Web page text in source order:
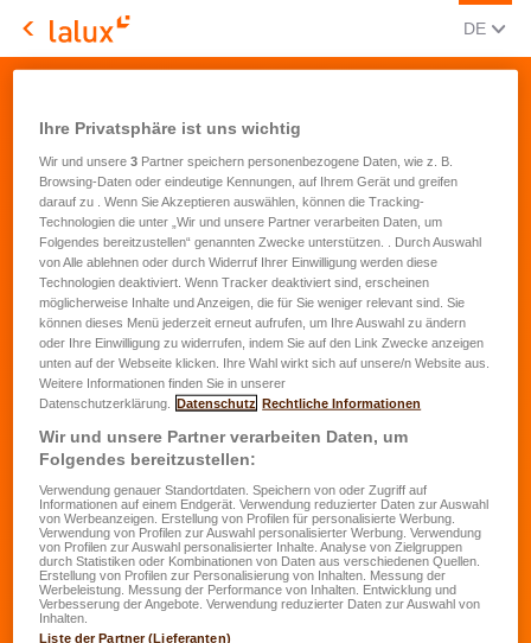
LALUX Assurances
DE
Bonne chance !
Ihre Privatsphäre ist uns wichtig
Wir und unsere3 Partner speichern personenbezogene Daten, wie z. B.
Browsing-Daten oder eindeutige Kennungen, auf Ihrem Gerät und greifen
darauf zu . Wenn Sie Akzeptieren auswählen, können die Tracking-
Technologien die unter „Wir und unsere Partner verarbeiten Daten, um
Folgendes bereitzustellen“ genannten Zwecke unterstützen. . Durch Auswahl
von Alle ablehnen oder durch Widerruf Ihrer Einwilligung werden diese
Technologien deaktiviert. Wenn Tracker deaktiviert sind, erscheinen
möglicherweise Inhalte und Anzeigen, die für Sie weniger relevant sind. Sie
können dieses Menü jederzeit erneut aufrufen, um Ihre Auswahl zu ändern
oder Ihre Einwilligung zu widerrufen, indem Sie auf den Link Zwecke anzeigen
unten auf der Webseite klicken. Ihre Wahl wirkt sich auf unsere/n Website aus.
Weitere Informationen finden Sie in unserer
Datenschutzerklärung.
Datenschutz Rechtliche Informationen
Wir und unsere Partner verarbeiten Daten, um
Folgendes bereitzustellen:
Verwendung genauer Standortdaten. Speichern von oder Zugriff auf
Informationen auf einem Endgerät. Verwendung reduzierter Daten zur Auswahl
von Werbeanzeigen. Erstellung von Profilen für personalisierte Werbung.
Verwendung von Profilen zur Auswahl personalisierter Werbung. Verwendung
von Profilen zur Auswahl personalisierter Inhalte. Analyse von Zielgruppen
durch Statistiken oder Kombinationen von Daten aus verschiedenen Quellen.
Erstellung von Profilen zur Personalisierung von Inhalten. Messung der
Werbeleistung. Messung der Performance von Inhalten. Entwicklung und
Verbesserung der Angebote. Verwendung reduzierter Daten zur Auswahl von
Inhalten.
Liste der Partner (Lieferanten)